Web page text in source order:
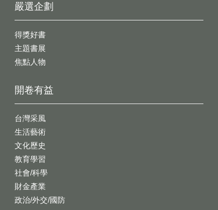
開卷有益
台灣采風
生活藝術
文化歷史
教育學習
社會/科學
財金產業
政治/外交/國防
嚴選企劃
得獎好書
主題書展
焦點人物